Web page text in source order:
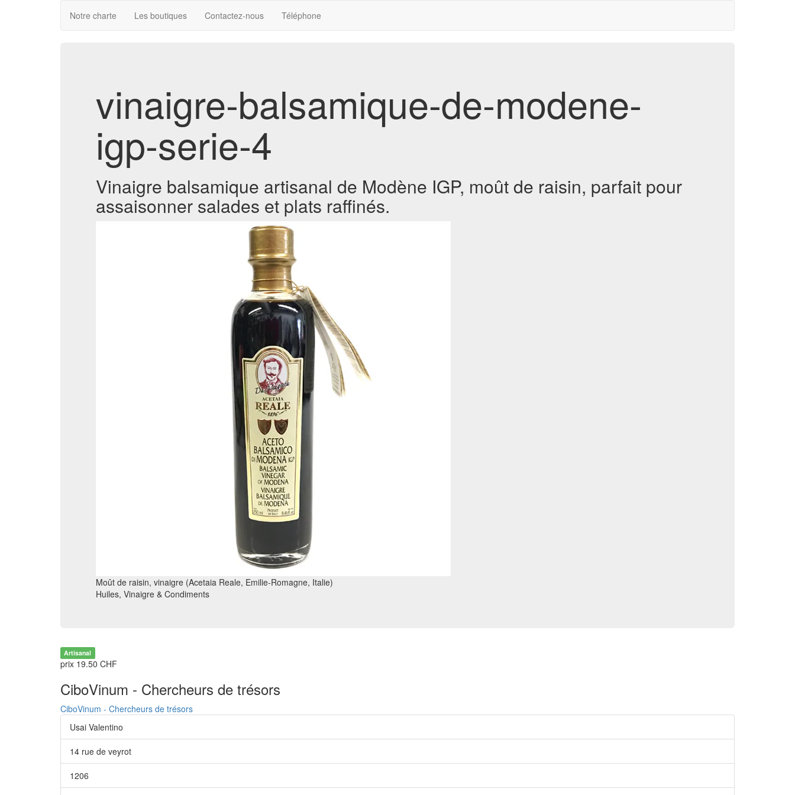
Notre charte Les boutiques Contactez-nous Téléphone
vinaigre-balsamique-de-modene-
igp-serie-4
Vinaigre balsamique artisanal de Modène IGP, moût de raisin, parfait pour
assaisonner salades et plats raffinés.
Moût de raisin, vinaigre (Acetaia Reale, Emilie-Romagne, Italie)
Huiles, Vinaigre & Condiments
Artisanal
prix 19.50 CHF
CiboVinum - Chercheurs de trésors
CiboVinum - Chercheurs de trésors
Usai Valentino
14 rue de veyrot
1206